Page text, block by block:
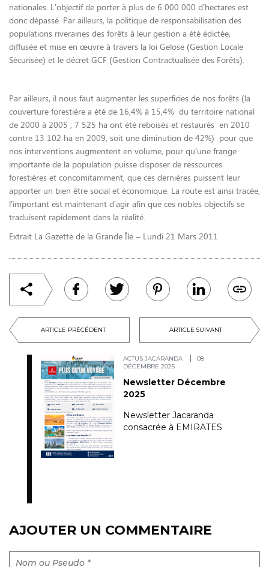
ARTICLE PRÉCÉDENT ARTICLE SUIVANT
ACTUS JACARANDA
08
DÉCEMBRE 2025
Newsletter Décembre
2025
Newsletter Jacaranda
consacrée à EMIRATES
nationales. L’objectif de porter à plus de 6 000 000 d’hectares est
donc dépassé. Par ailleurs, la politique de responsabilisation des
populations riveraines des forêts à leur gestion a été édictée,
diffusée et mise en œuvre à travers la loi Gelose (Gestion Locale
Sécurisée) et le décret GCF (Gestion Contractualisée des Forêts).
Par ailleurs, il nous faut augmenter les superficies de nos forêts (la
couverture forestière a été de 16,4% à 15,4% du territoire national
de 2000 à 2005 ; 7 525 ha ont été reboisés et restaurés en 2010
contre 13 102 ha en 2009, soit une diminution de 42%) pour que
nos interventions augmentent en volume, pour qu’une frange
importante de la population puisse disposer de ressources
forestières et concomitamment, que ces dernières puissent leur
apporter un bien être social et économique. La route est ainsi tracée,
l’important est maintenant d’agir afin que ces nobles objectifs se
traduisent rapidement dans la réalité.
Extrait La Gazette de la Grande Île – Lundi 21 Mars 2011
AJOUTER UN COMMENTAIRE